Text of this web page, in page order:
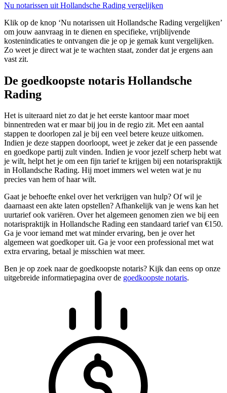
Nu notarissen uit Hollandsche Rading vergelijken
Klik op de knop ‘Nu notarissen uit Hollandsche Rading vergelijken’
om jouw aanvraag in te dienen en specifieke, vrijblijvende
kostenindicaties te ontvangen die je op je gemak kunt vergelijken.
Zo weet je direct wat je te wachten staat, zonder dat je ergens aan
vast zit.
De goedkoopste notaris Hollandsche
Rading
Het is uiteraard niet zo dat je het eerste kantoor maar moet
binnentreden wat er maar bij jou in de regio zit. Met een aantal
stappen te doorlopen zal je bij een veel betere keuze uitkomen.
Indien je deze stappen doorloopt, weet je zeker dat je een passende
en goedkope partij zult vinden. Indien je voor jezelf scherp hebt wat
je wilt, helpt het je om een fijn tarief te krijgen bij een notarispraktijk
in Hollandsche Rading. Hij moet immers wel weten wat je nu
precies van hem of haar wilt.
Gaat je behoefte enkel over het verkrijgen van hulp? Of wil je
daarnaast een akte laten opstellen? Afhankelijk van je wens kan het
uurtarief ook variëren. Over het algemeen genomen zien we bij een
notarispraktijk in Hollandsche Rading een standaard tarief van €150.
Ga je voor iemand met wat minder ervaring, ben je over het
algemeen wat goedkoper uit. Ga je voor een professional met wat
extra ervaring, betaal je misschien wat meer.
Ben je op zoek naar de goedkoopste notaris? Kijk dan eens op onze
uitgebreide informatiepagina over de goedkoopste notaris.